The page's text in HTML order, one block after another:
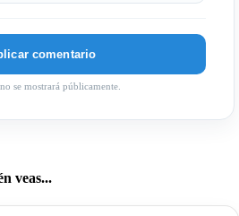
se mostrará públicamente.
veas...